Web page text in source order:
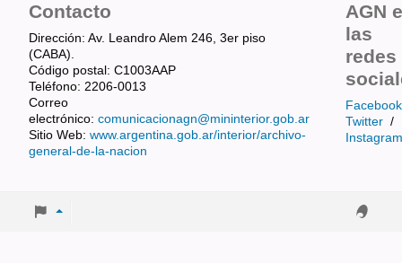
Contacto
Dirección: Av. Leandro Alem 246, 3er piso
(CABA).
Código postal: C1003AAP
Teléfono: 2206-0013
Correo
electrónico: comunicacionagn@mininterior.gob.ar
Sitio Web: www.argentina.gob.ar/interior/archivo-
general-de-la-nacion
AGN
las
redes
Facebook
Twitter /
Instagram